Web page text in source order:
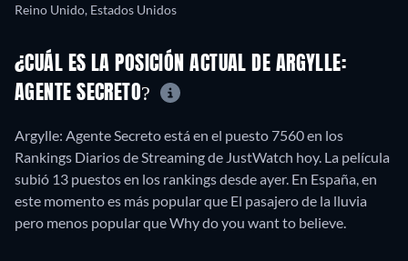
Reino Unido, Estados Unidos
¿CUÁL ES LA POSICIÓN ACTUAL DE ARGYLLE:
AGENTE SECRETO?
Argylle: Agente Secreto está en el puesto 7560 en los
Rankings Diarios de Streaming de JustWatch hoy. La película
subió 13 puestos en los rankings desde ayer. En España, en
este momento es más popular que El pasajero de la lluvia
pero menos popular que Why do you want to believe.